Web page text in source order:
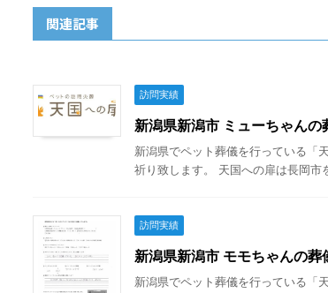
関連記事
訪問実績
新潟県新潟市 ミューちゃん
新潟県でペット葬儀を行っている「
祈り致します。 天国への扉は長岡
訪問実績
新潟県新潟市 モモちゃんの
新潟県でペット葬儀を行っている「